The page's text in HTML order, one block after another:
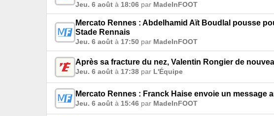
Jeu. 6 août à 18:06 par MadeInFOOT
Mercato Rennes : Abdelhamid Aït Boudlal pousse
Stade Rennais
Jeu. 6 août à 17:50 par MadeInFOOT
Après sa fracture du nez, Valentin Rongier de
Jeu. 6 août à 17:38 par L'Équipe
Mercato Rennes : Franck Haise envoie un message
Jeu. 6 août à 15:46 par MadeInFOOT